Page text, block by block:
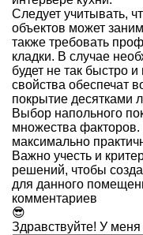
Следует учитывать,
объектов может
также требовать
кладки. В случае
будет не так быстро
свойства обеспечат
покрытие десятками
Выбор напольного
множества факторов.
максимально
Важно учесть и
решений, чтобы
для данного
комментариев
😎
Здравствуйте! У